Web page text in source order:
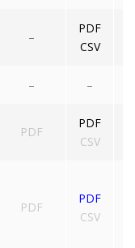
–
PDF
CSV
– –
PDF
PDF
CSV
PDF
PDF
CSV